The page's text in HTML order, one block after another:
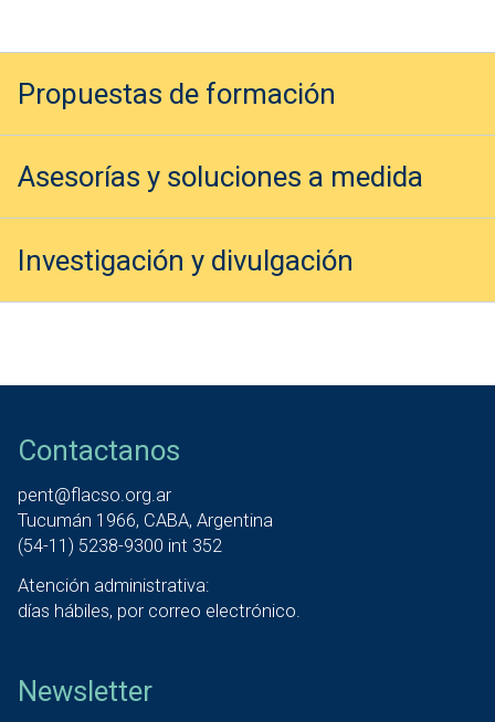
Propuestas de formación
Asesorías y soluciones a medida
Investigación y divulgación
Contactanos
pent@flacso.org.ar
Tucumán 1966, CABA, Argentina
(54-11) 5238-9300 int 352
Atención administrativa:
días hábiles, por correo electrónico.
Newsletter